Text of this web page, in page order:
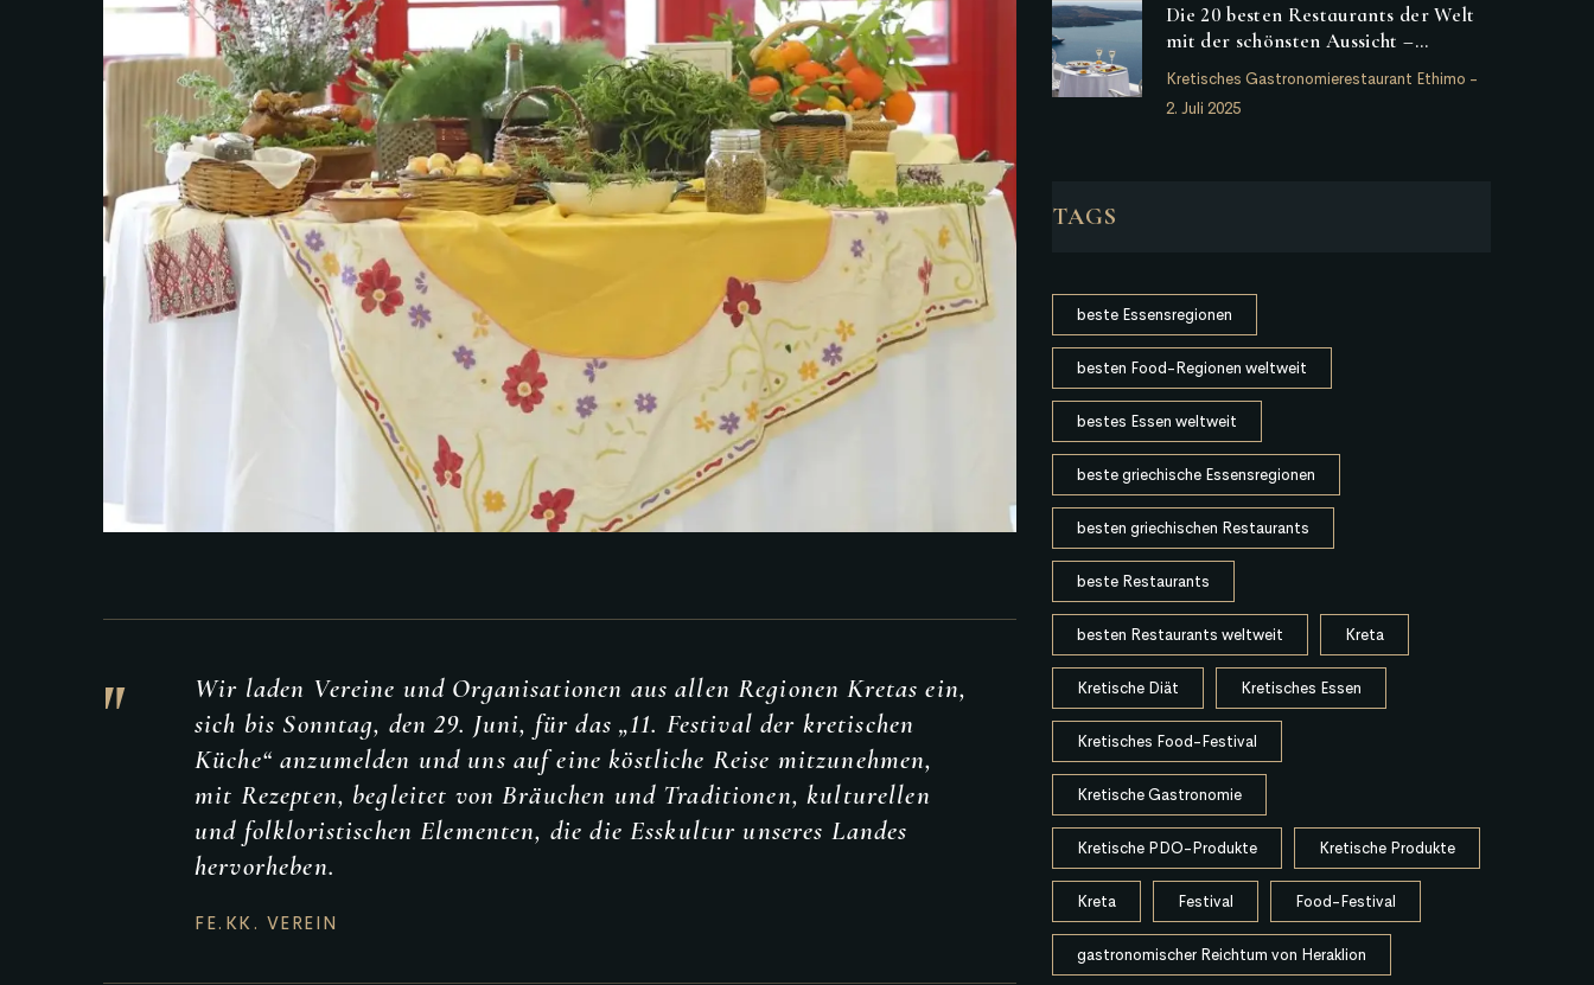
"
Wir laden Vereine und Organisationen aus allen Regionen Kretas ein,
sich bis Sonntag, den 29. Juni, für das „11. Festival der kretischen
Küche“ anzumelden und uns auf eine köstliche Reise mitzunehmen,
mit Rezepten, begleitet von Bräuchen und Traditionen, kulturellen
und folkloristischen Elementen, die die Esskultur unseres Landes
hervorheben.
FE.KK. VEREIN
Die 20 besten Restaurants der Welt
mit der schönsten Aussicht –
darunter auch ein griechisches
Kretisches Gastronomierestaurant Ethimo -
2. Juli 2025
TAGS
beste Essensregionen
besten Food-Regionen weltweit
bestes Essen weltweit
beste griechische Essensregionen
besten griechischen Restaurants
beste Restaurants
besten Restaurants weltweit Kreta
Kretische Diät Kretisches Essen
Kretisches Food-Festival
Kretische Gastronomie
Kretische PDO-Produkte Kretische Produkte
Kreta Festival Food-Festival
gastronomischer Reichtum von Heraklion